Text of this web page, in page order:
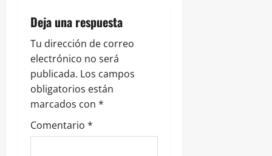
n
t
r
a
d
a
Deja una respuesta
Tu dirección de correo
electrónico no será
publicada. Los campos
obligatorios están
marcados con *
Comentario *